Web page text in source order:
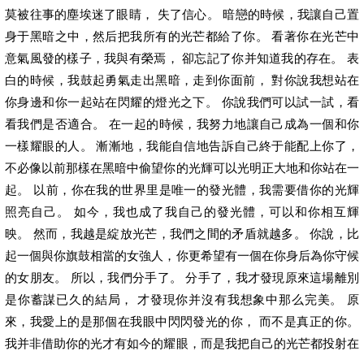
莫被往事的塵埃迷了眼睛， 失了信心。 暗戀的時候，我讓自己置
身于黑暗之中，然后把我所有的光芒都給了你。 看著你在光芒中
意氣風發的樣子，我與有榮焉， 卻忘記了你并知道我的存在。 表
白的時候，我鼓起勇氣走出黑暗，走到你面前， 對你說我想站在
你身邊和你一起站在閃耀的燈光之下。 你說我們可以試一試，看
看我們是否適合。 在一起的時候，我努力地讓自己成為一個和你
一樣耀眼的人。 漸漸地，我能自信地告訴自己終于能配上你了，
不必像以前那樣在黑暗中偷望你的光輝可以光明正大地和你站在一
起。 以前，你在我的世界里是唯一的發光體，我需要借你的光輝
照亮自己。 如今，我也成了我自己的發光體，可以和你相互輝
映。 然而，我越是綻放光芒，我們之間的矛盾就越多。 你說，比
起一個與你旗鼓相當的女強人，你更希望有一個在你身后為你守候
的女朋友。 所以，我們分手了。 分手了，我才發現原來這場離別
是你蓄謀已久的結局， 才發現你并沒有我想象中那么完美。 原
來，我愛上的是那個在我眼中閃閃發光的你， 而不是真正的你。
我并非借助你的光才有如今的耀眼，而是我把自己的光芒都投射在